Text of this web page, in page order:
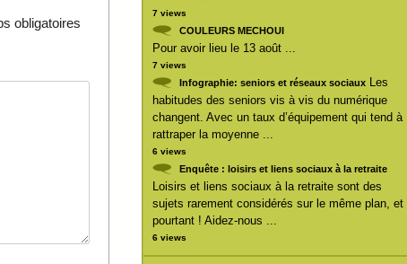
obligatoires
7 views
COULEURS MECHOUI
Pour avoir lieu le 13 août ...
7 views
Infographie: seniors et réseaux sociaux Les
habitudes des seniors vis à vis du numérique
changent. Avec un taux d’équipement qui tend à
rattraper la moyenne ...
6 views
Enquête : loisirs et liens sociaux à la retraite
Loisirs et liens sociaux à la retraite sont des
sujets rarement considérés sur le même plan, et
pourtant ! Aidez-nous ...
6 views